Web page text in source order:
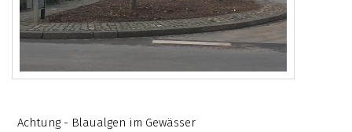
Achtung - Blaualgen im Gewässer